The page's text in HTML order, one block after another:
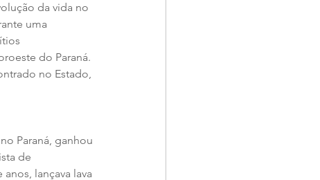
da vida no
uma
do Paraná.
no Estado,
Paraná, ganhou
de
lançava lava